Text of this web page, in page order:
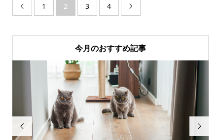
 1 2 3 4 
今月のおすすめ記事
 